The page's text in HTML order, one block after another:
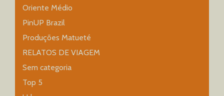
Oriente Médio
PinUP Brazil
Produções Matueté
RELATOS DE VIAGEM
Sem categoria
Top 5